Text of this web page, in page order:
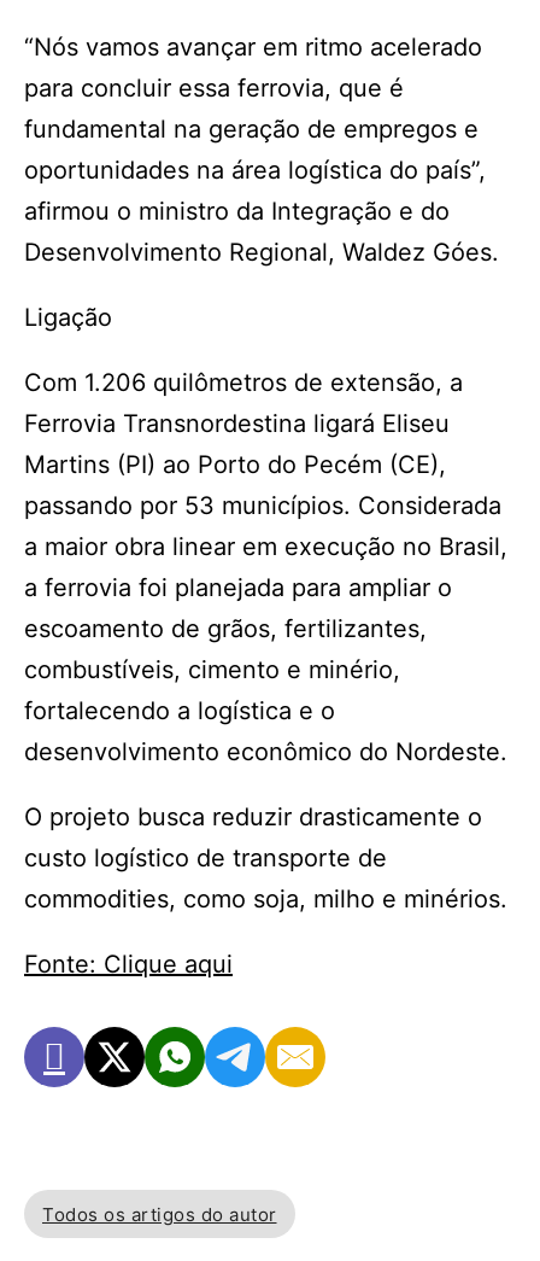
“Nós vamos avançar em ritmo acelerado
para concluir essa ferrovia, que é
fundamental na geração de empregos e
oportunidades na área logística do país”,
afirmou o ministro da Integração e do
Desenvolvimento Regional, Waldez Góes.
Ligação
Com 1.206 quilômetros de extensão, a
Ferrovia Transnordestina ligará Eliseu
Martins (PI) ao Porto do Pecém (CE),
passando por 53 municípios. Considerada
a maior obra linear em execução no Brasil,
a ferrovia foi planejada para ampliar o
escoamento de grãos, fertilizantes,
combustíveis, cimento e minério,
fortalecendo a logística e o
desenvolvimento econômico do Nordeste.
O projeto busca reduzir drasticamente o
custo logístico de transporte de
commodities, como soja, milho e minérios.
Fonte: Clique aqui
Todos os artigos do autor